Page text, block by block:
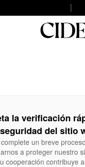
la verificación
del sitio
un breve
a proteger nuestro
cooperación contribuye